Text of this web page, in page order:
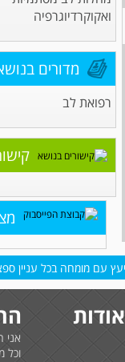
ואקוקרדיוגרפיה
מדורים
רפואת לב
עם מומחה בכל עניין
אני
וכל